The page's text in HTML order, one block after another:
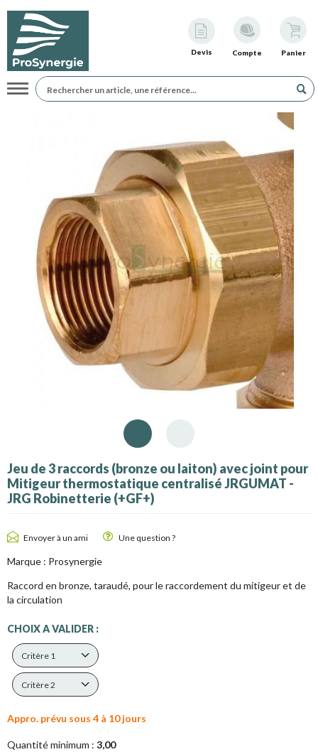
Devis Compte Panier
Navigation
Jeu de 3 raccords (bronze ou laiton) avec joint pour
Mitigeur thermostatique centralisé JRGUMAT -
JRG Robinetterie (+GF+)
Envoyer à un ami Une question ?
Marque : Prosynergie
Raccord en bronze, taraudé, pour le raccordement du mitigeur et de
la circulation
CHOIX A VALIDER :
Critère 1
Critère 2
Appro. prévu sous 4 à 10 jours
Quantité minimum : 3,00